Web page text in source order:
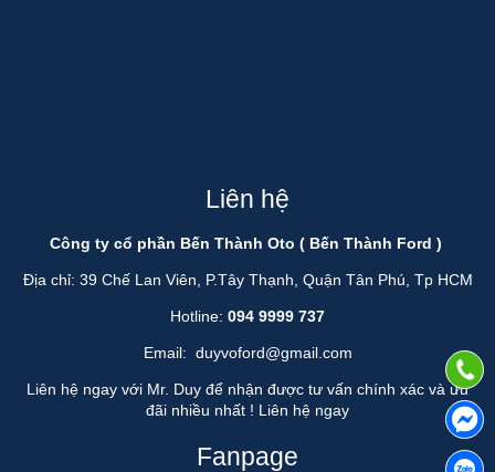
Liên hệ
Công ty cổ phần Bến Thành Oto ( Bến Thành Ford )
Địa chỉ: 39 Chế Lan Viên, P.Tây Thạnh, Quận Tân Phú, Tp HCM
Hotline: 094 9999 737
Email: duyvoford@gmail.com
Liên hệ ngay với Mr. Duy để nhận được tư vấn chính xác và ưu
đãi nhiều nhất ! Liên hệ ngay
Fanpage